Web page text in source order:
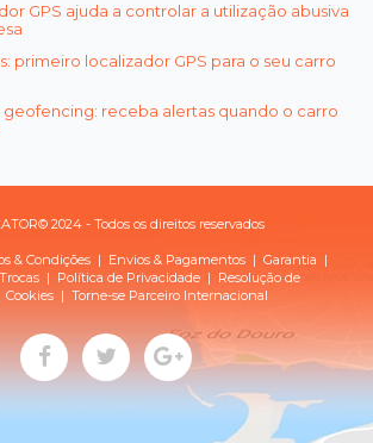
GPS ajuda a controlar a utilização abusiva
primeiro localizador GPS para o seu carro
geofencing: receba alertas quando o carro
2024 - Todos os direitos reservados
& Condições | Envios & Pagamentos | Garantia |
| Política de Privacidade| Resolução de
Cookies | Torne-se Parceiro Internacional